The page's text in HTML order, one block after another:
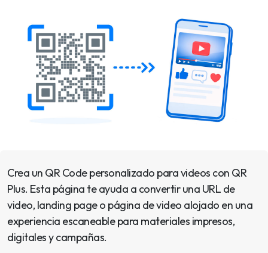
Crea un QR Code personalizado para videos con QR
Plus. Esta página te ayuda a convertir una URL de
video, landing page o página de video alojado en una
experiencia escaneable para materiales impresos,
digitales y campañas.